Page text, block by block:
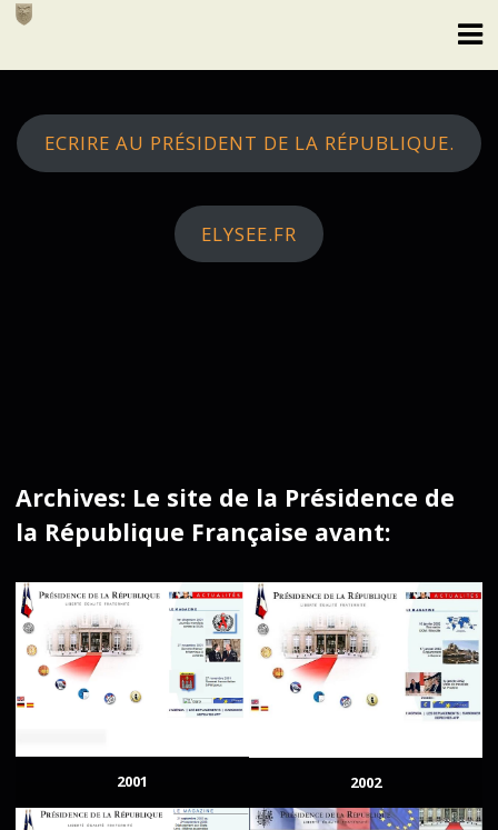
Skip
ECRIRE AU PRÉSIDENT DE LA RÉPUBLIQUE.
ELYSEE.FR
Archives: Le site de la Présidence de
la République Française avant:
2001 2002